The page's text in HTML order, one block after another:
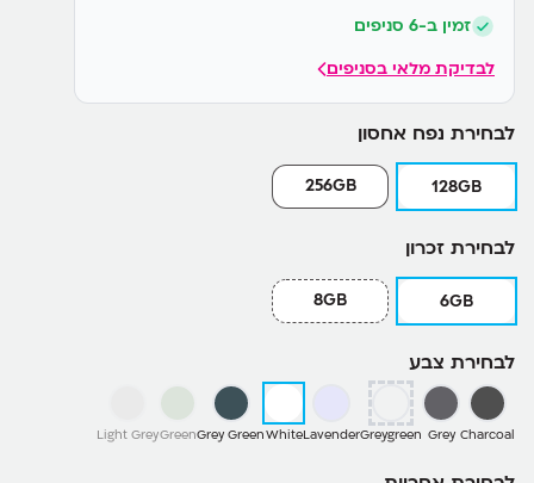
זמין ב-6 סניפים
לבדיקת מלאי בסניפים
לבחירת נפח אחסון
128GB
256GB
לבחירת זכרון
6GB
8GB
לבחירת צבע
Charcoal
Grey
Greygreen
Lavender
White
Grey Green
Green
Light Grey